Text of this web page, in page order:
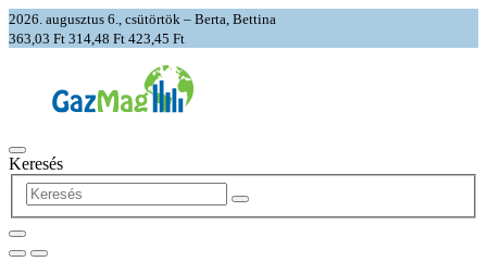
2026. augusztus 6., csütörtök – Berta, Bettina
363,03 Ft 314,48 Ft 423,45 Ft
Keresés